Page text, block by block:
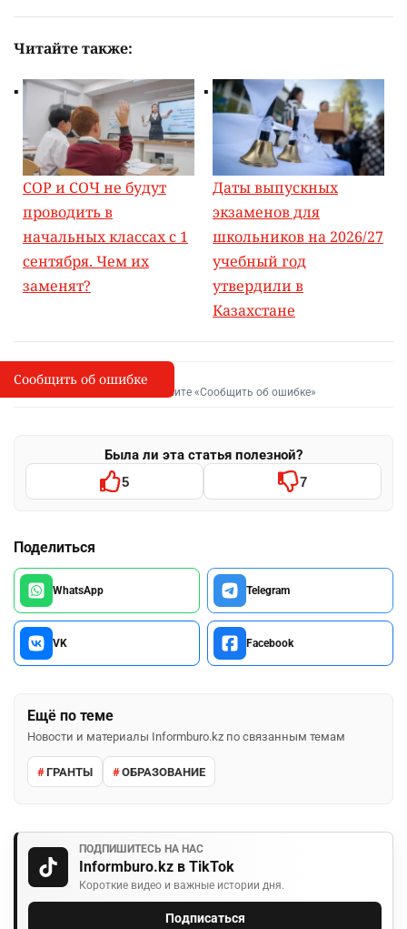
Читайте также:
СОР и СОЧ не будут
проводить в
начальных классах с 1
сентября. Чем их
заменят?
Даты выпускных
экзаменов для
школьников на 2026/27
учебный год
утвердили в
Казахстане
I
Сообщить об опечатке
Выделите фрагмент и нажмите «Сообщить об ошибке»
Была ли эта статья полезной?
5 7
Поделиться
WhatsApp Telegram
VK Facebook
Ещё по теме
Новости и материалы Informburo.kz по связанным темам
ГРАНТЫ ОБРАЗОВАНИЕ
ПОДПИШИТЕСЬ НА НАС
Informburo.kz в TikTok
Короткие видео и важные истории дня.
Подписаться
Сообщить об ошибке